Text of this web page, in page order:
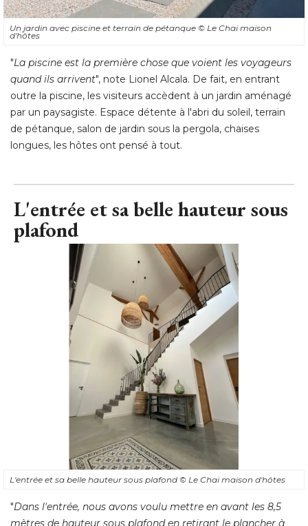
Un jardin avec piscine et terrain de pétanque © Le Chai maison
d'hôtes
"La piscine est la première chose que voient les voyageurs
quand ils arrivent", note Lionel Alcala. De fait, en entrant
outre la piscine, les visiteurs accèdent à un jardin aménagé
par un paysagiste. Espace détente à l'abri du soleil, terrain
de pétanque, salon de jardin sous la pergola, chaises
longues, les hôtes ont pensé à tout.
L'entrée et sa belle hauteur sous
plafond
L'entrée et sa belle hauteur sous plafond © Le Chai maison d'hôtes
"Dans l'entrée, nous avons voulu mettre en avant les 8,5
mètres de hauteur sous plafond en retirant le plancher à